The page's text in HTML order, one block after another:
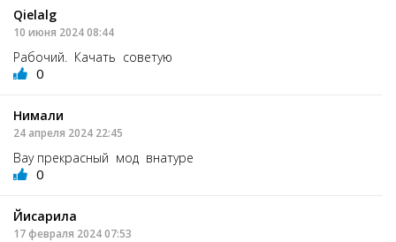
Qielalg
10 июня 2024 08:44
Рабочий. Качать советую
0
Нимали
24 апреля 2024 22:45
Вау прекрасный мод внатуре
0
Йисарила
17 февраля 2024 07:53